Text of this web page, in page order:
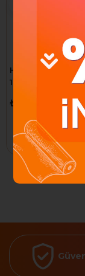
Hilook DVR-104G-
1 HDD DVR Kayıt
₺2.738,82
Sepete